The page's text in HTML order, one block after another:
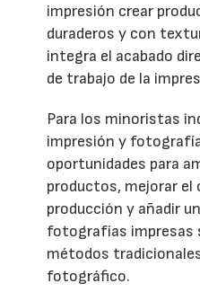
impresión crear
duraderos y con
integra el acabado
de trabajo de la
Para los minoristas
impresión y
oportunidades para
productos, mejorar el
producción y añadir
fotografías impresas
métodos
fotográfico.